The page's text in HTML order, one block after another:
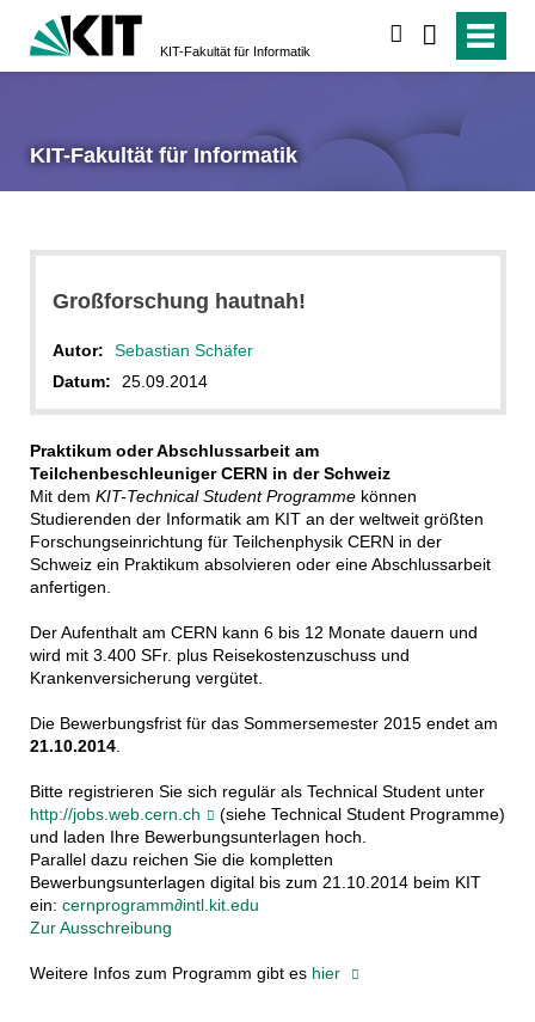
KIT-Fakultät für Informatik
KIT-Fakultät für Informatik
Großforschung hautnah!
Autor:
Sebastian Schäfer
Datum:
25.09.2014
Praktikum oder Abschlussarbeit am
Teilchenbeschleuniger CERN in der Schweiz
Mit dem KIT-Technical Student Programmekönnen
Studierenden der Informatik am KIT an der weltweit größten
Forschungseinrichtung für Teilchenphysik CERN in der
Schweiz ein Praktikum absolvieren oder eine Abschlussarbeit
anfertigen.
Der Aufenthalt am CERN kann 6 bis 12 Monate dauern und
wird mit 3.400 SFr. plus Reisekostenzuschuss und
Krankenversicherung vergütet.
Die Bewerbungsfrist für das Sommersemester 2015 endet am
21.10.2014.
Bitte registrieren Sie sich regulär als Technical Student unter
http://jobs.web.cern.ch
(siehe Technical Student Programme)
und laden Ihre Bewerbungsunterlagen hoch.
Parallel dazu reichen Sie die kompletten
Bewerbungsunterlagen digital bis zum 21.10.2014 beim KIT
ein: cernprogramm∂intl.kit.edu
Zur Ausschreibung
Weitere Infos zum Programm gibt es hier